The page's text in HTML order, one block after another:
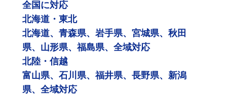
全国に対応
北海道・東北
北海道、青森県、岩手県、宮城県、秋田
県、山形県、福島県、全域対応
北陸・信越
富山県、石川県、福井県、長野県、新潟
県、全域対応